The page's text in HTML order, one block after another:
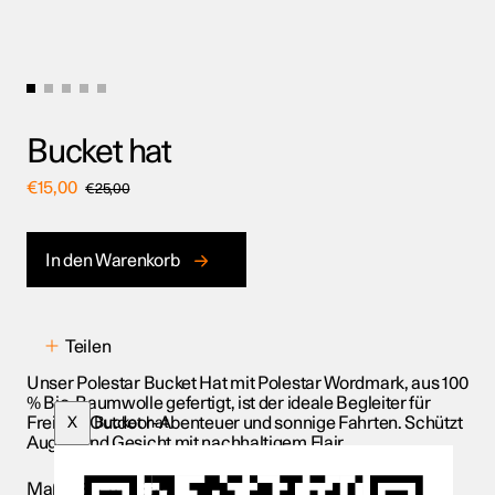
Bucket hat
€15,00 €25,00
In den Warenkorb
Teilen
X Bucket hat
Unser Polestar Bucket Hat mit Polestar Wordmark, aus 100
% Bio-Baumwolle gefertigt, ist der ideale Begleiter für
Freizeit, Outdoor-Abenteuer und sonnige Fahrten. Schützt
Augen und Gesicht mit nachhaltigem Flair.
Maße: 22 cm x 35 cm